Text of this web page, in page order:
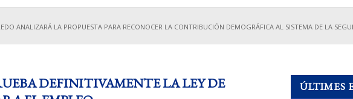
ANALIZARÁ LA PROPUESTA PARA RECONOCER LA CONTRIBUCIÓN DEMOGRÁFICA AL SISTEMA DE LA
DEFINITIVAMENTE LA LEY DE
ÚLTIMES